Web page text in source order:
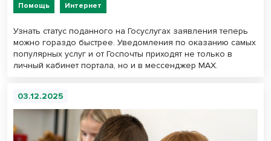
Помощь Интернет
Узнать статус поданного на Госуслугах заявления теперь
можно гораздо быстрее. Уведомления по оказанию самых
популярных услуг и от Госпочты приходят не только в
личный кабинет портала, но и в мессенджер МАХ.
03.12.2025